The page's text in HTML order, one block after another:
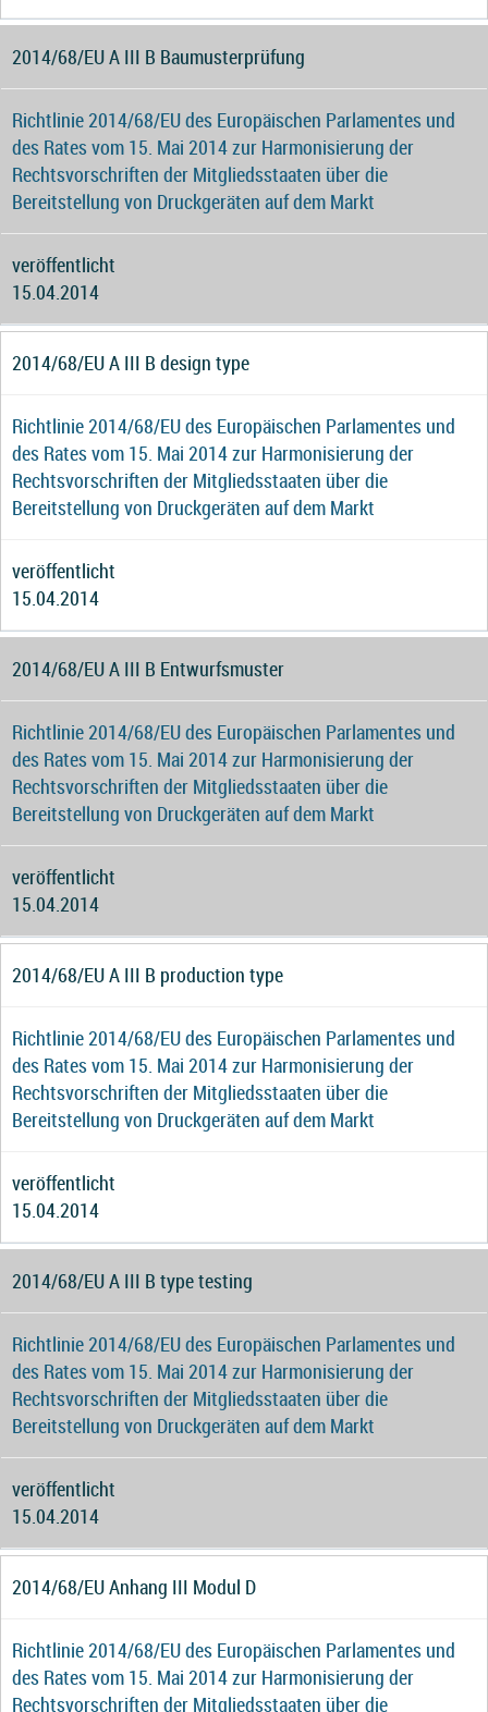
2014/68/EU A III B Baumusterprüfung
Richtlinie 2014/68/EU des Europäischen Parlamentes und
des Rates vom 15. Mai 2014 zur Harmonisierung der
Rechtsvorschriften der Mitgliedsstaaten über die
Bereitstellung von Druckgeräten auf dem Markt
veröffentlicht
15.04.2014
2014/68/EU A III B design type
Richtlinie 2014/68/EU des Europäischen Parlamentes und
des Rates vom 15. Mai 2014 zur Harmonisierung der
Rechtsvorschriften der Mitgliedsstaaten über die
Bereitstellung von Druckgeräten auf dem Markt
veröffentlicht
15.04.2014
2014/68/EU A III B Entwurfsmuster
Richtlinie 2014/68/EU des Europäischen Parlamentes und
des Rates vom 15. Mai 2014 zur Harmonisierung der
Rechtsvorschriften der Mitgliedsstaaten über die
Bereitstellung von Druckgeräten auf dem Markt
veröffentlicht
15.04.2014
2014/68/EU A III B production type
Richtlinie 2014/68/EU des Europäischen Parlamentes und
des Rates vom 15. Mai 2014 zur Harmonisierung der
Rechtsvorschriften der Mitgliedsstaaten über die
Bereitstellung von Druckgeräten auf dem Markt
veröffentlicht
15.04.2014
2014/68/EU A III B type testing
Richtlinie 2014/68/EU des Europäischen Parlamentes und
des Rates vom 15. Mai 2014 zur Harmonisierung der
Rechtsvorschriften der Mitgliedsstaaten über die
Bereitstellung von Druckgeräten auf dem Markt
veröffentlicht
15.04.2014
2014/68/EU Anhang III Modul D
Richtlinie 2014/68/EU des Europäischen Parlamentes und
des Rates vom 15. Mai 2014 zur Harmonisierung der
Rechtsvorschriften der Mitgliedsstaaten über die